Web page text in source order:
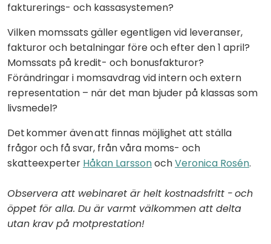
fakturerings- och kassasystemen?
Vilken momssats gäller egentligen vid leveranser,
fakturor och betalningar före och efter den 1 april?
Momssats på kredit- och bonusfakturor?
Förändringar i momsavdrag vid intern och extern
representation – när det man bjuder på klassas som
livsmedel?
Det kommer även att finnas möjlighet att ställa
frågor och få svar, från våra moms- och
skatteexperter Håkan LarssonochVeronica Rosén.
Observera att webinaret är helt kostnadsfritt - och
öppet för alla. Du är varmt välkommen att delta
utan krav på motprestation!